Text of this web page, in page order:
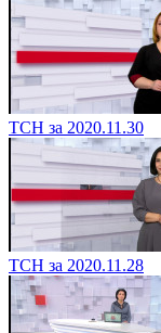
ТСН за 2020.11.30
ТСН за 2020.11.28